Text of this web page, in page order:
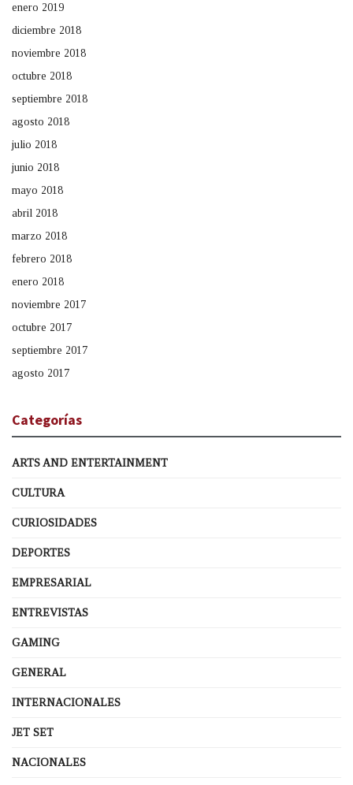
enero 2019
diciembre 2018
noviembre 2018
octubre 2018
septiembre 2018
agosto 2018
julio 2018
junio 2018
mayo 2018
abril 2018
marzo 2018
febrero 2018
enero 2018
noviembre 2017
octubre 2017
septiembre 2017
agosto 2017
Categorías
ARTS AND ENTERTAINMENT
CULTURA
CURIOSIDADES
DEPORTES
EMPRESARIAL
ENTREVISTAS
GAMING
GENERAL
INTERNACIONALES
JET SET
NACIONALES